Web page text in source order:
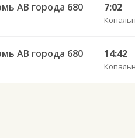
АВ города 680 7:02
АВ города 680 14:42